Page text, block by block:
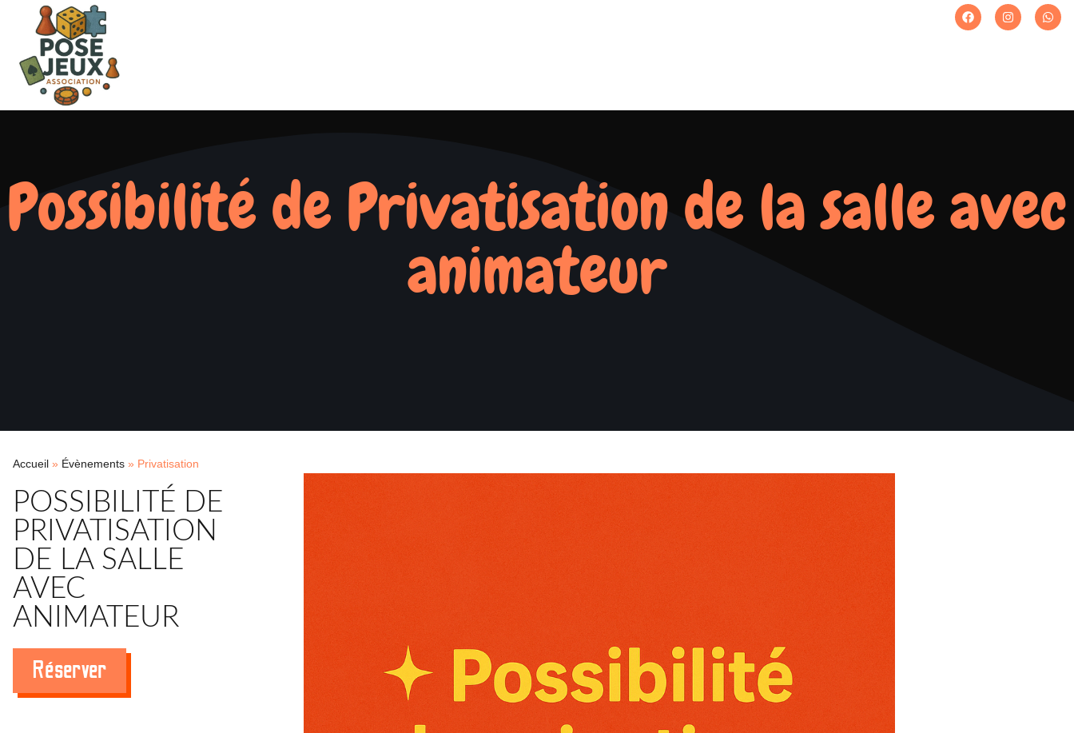
Possibilité de Privatisation de la salle avec
animateur
Accueil » Évènements » Privatisation
POSSIBILITÉ DE
PRIVATISATION
DE LA SALLE
AVEC
ANIMATEUR
Réserver